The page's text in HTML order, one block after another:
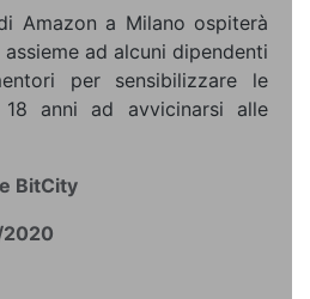
Amazon a Milano ospiterà
ad alcuni dipendenti
per sensibilizzare le
anni ad avvicinarsi alle
BitCity